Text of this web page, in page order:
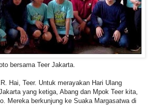
bersama Teer Jakarta.
Hai, Teer. Untuk merayakan Hari Ulang
yang ketiga, Abang dan Mpok Teer kita,
Mereka berkunjung ke Suaka Margasatwa di